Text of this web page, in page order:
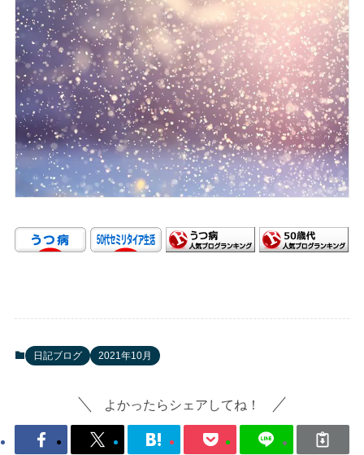
日記ブログ 2021年10月
よかったらシェアしてね！